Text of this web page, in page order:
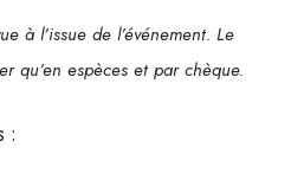
à l’issue de l’événement. Le
qu’en espèces et par chèque.
: